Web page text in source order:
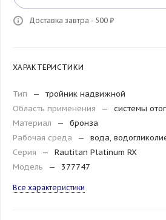
Доставка завтра - 500 ₽
ХАРАКТЕРИСТИКИ
Тип —
тройник надвижной
Область применения
—
системы
Материал
—
бронза
Рабочая среда
—
вода,
Серия
—
Rautitan Platinum RX
Модель
— 377747
Все характеристики